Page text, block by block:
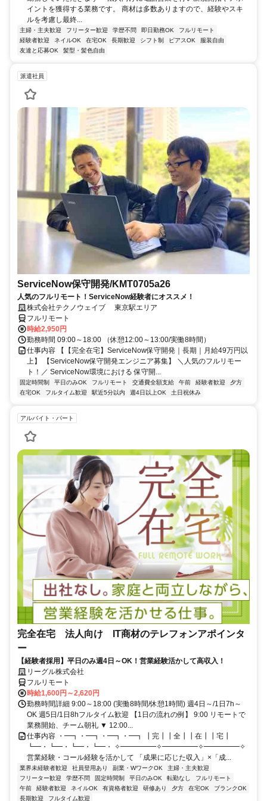
イントを獲得する業務です。 商材は多数ありますので、経験やスキ
ルを考慮し最終...
主婦・主夫歓迎 フリーター歓迎 学歴不問 即日勤務OK
フルリモート
経験者歓迎
ネイルOK 在宅OK 長期歓迎 シフト制 ピアスOK
服装自由
友達と応募OK
髪型・髪色自由
派遣社員
ServiceNow保守開発/KMT0705a26
人気のフルリモート！ServiceNow経験者にオススメ！
株式会社テクノウェイブ 東京駅エリア
フルリモート
時給2,950円
勤務時間 09:00～18:00 （休憩12:00～13:00/実働8時間）
仕事内容 【【完全在宅】ServiceNow保守開発｜長期｜月給49万円以
上】 【ServiceNow保守開発エンジニア募集】 ＼人気のフルリモー
ト！／ ServiceNow環境における 保守開...
固定時間制 平日のみOK フルリモート 交通費全額支給 午前 経験者歓迎
夕方
在宅OK
フルタイム歓迎 駅近5分以内 週4日以上OK 土日祝休み
アルバイト・パート
完全在宅 法人向け IT商材のテレフォンアポインタ
ー
【経験者採用】平日のみ週4日～OK！営業経験活かして高収入！
リーグル株式会社
フルリモート
時給1,600円～2,620円
勤務時間詳細 9:00～18:00 (実働8時間/休憩1時間) 週4日～/1日7h～
OK 週5日/1日8hフルタイム歓迎 【1日の流れの例】 9:00 リモートで
業務開始、チーム朝礼 ▼ 12:00...
仕事内容 ・━┓・━┓・━┓・━┓ ┃完┃┃全┃┃在┃┃宅┃
┗━・┗━・┗━・┗━・ ✧━━━━━✧━━━━━✧━━━━━✧
営業経験・コール経験を活かして 「成果に応じた収入」×「成...
業界未経験者歓迎 社員登用あり 副業・WワークOK
主婦・主夫歓迎
フリーター歓迎
学歴不問 固定時間制 平日のみOK 転勤なし
フルリモート
午前
経験者歓迎 ネイルOK 有資格者歓迎 研修あり 夕方 在宅OK
ブランクOK
長期歓迎
フルタイム歓迎